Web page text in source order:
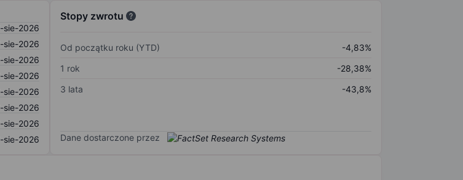
sie-2026
sie-2026
sie-2026
sie-2026
sie-2026
sie-2026
sie-2026
sie-2026
Stopy zwrotu
Od początku roku (YTD)
-4,83%
1 rok
-28,38%
3 lata
-43,8%
Dane dostarczone przez